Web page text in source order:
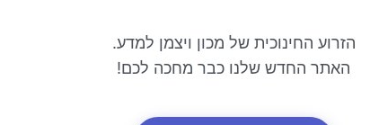
הזרוע החינוכית של מכון ויצמן למדע.
האתר החדש שלנו כבר מחכה לכם!